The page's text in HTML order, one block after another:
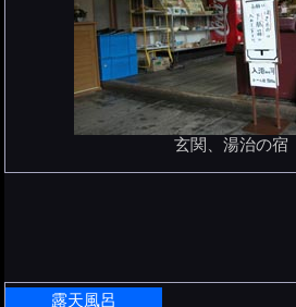
玄関、湯治の宿
露天風呂